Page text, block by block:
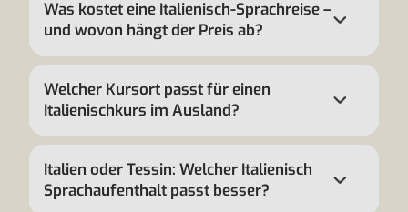
Was kostet eine Italienisch-Sprachreise –
und wovon hängt der Preis ab?
Welcher Kursort passt für einen
Italienischkurs im Ausland?
Italien oder Tessin: Welcher Italienisch
Sprachaufenthalt passt besser?